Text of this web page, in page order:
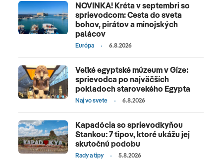
NOVINKA! Kréta v septembri so
sprievodcom: Cesta do sveta
bohov, pirátov a minojských
palácov
Európa 6.8.2026
Veľké egyptské múzeum v Gíze:
sprievodca po najväčších
pokladoch starovekého Egypta
Naj vo svete 6.8.2026
Kapadócia so sprievodkyňou
Stankou: 7 tipov, ktoré ukážu jej
skutočnú podobu
Rady a tipy 5.8.2026